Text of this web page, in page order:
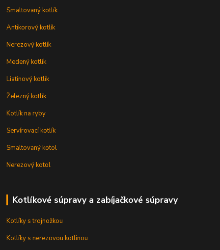
Smaltovaný kotlík
Antikorový kotlík
Nerezový kotlík
Medený kotlík
Liatinový kotlík
Železný kotlík
Kotlík na ryby
Servírovací kotlík
Smaltovaný kotol
Nerezový kotol
Kotlíkové súpravy a zabíjačkové súpravy
Kotlíky s trojnožkou
Kotlíky s nerezovou kotlinou